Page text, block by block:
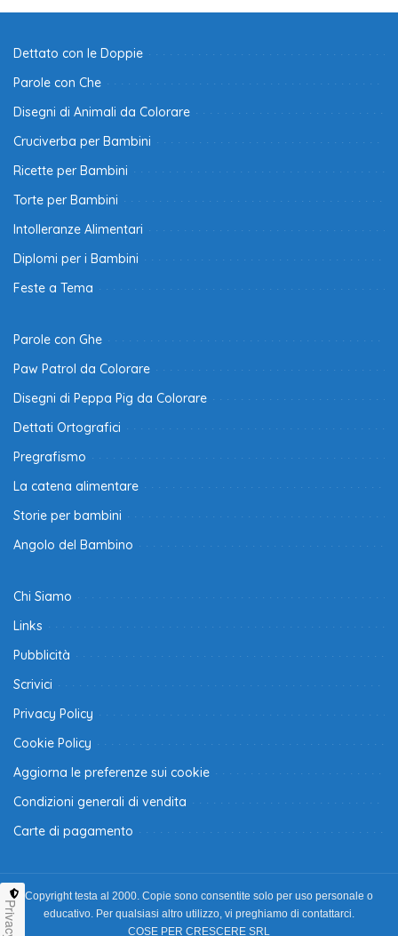
Dettato con le Doppie
Parole con Che
Disegni di Animali da Colorare
Cruciverba per Bambini
Ricette per Bambini
Torte per Bambini
Intolleranze Alimentari
Diplomi per i Bambini
Feste a Tema
Parole con Ghe
Paw Patrol da Colorare
Disegni di Peppa Pig da Colorare
Dettati Ortografici
Pregrafismo
La catena alimentare
Storie per bambini
Angolo del Bambino
Chi Siamo
Links
Pubblicità
Scrivici
Privacy Policy
Cookie Policy
Aggiorna le preferenze sui cookie
Condizioni generali di vendita
Carte di pagamento
Copyright testa al 2000. Copie sono consentite solo per uso personale o
educativo. Per qualsiasi altro utilizzo, vi preghiamo di contattarci.
COSE PER CRESCERE SRL
Privacy